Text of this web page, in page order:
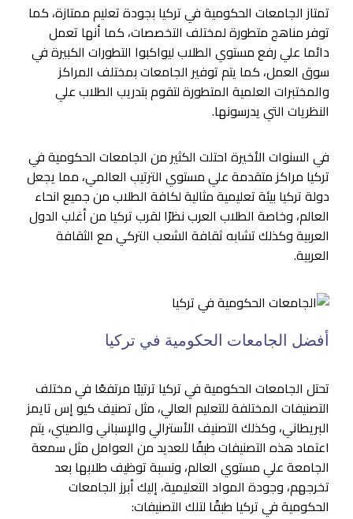
تمتاز الجامعات الحكومية في تركيا بجودة تعليم ممتازة، كما
توفر مناهج متطورة لمختلف التخصصات، كما أنها تعمل
دائما علي رفع مستوي الطلاب ليواكبوا التطورات الكبيرة في
سوق العمل، كما يتم توفير الجامعات بمختلف المراكز
والمختبرات العلمية المتطورة لتقوم بتدريب الطلاب علي
النظريات التي يدرسونها.
في السنوات الأخيرة احتلت الكثير من الجامعات الحكومية في
تركيا مراكز متقدمة علي مستوي الترتيب العالمي، مما يجعل
دولة تركيا بيئة تعليمية مثالية لكافة الطلاب من جميع انحاء
العالم، وخاصة الطلاب العرب نظرًا لقرب تركيا من أغلب الدول
العربية وكذلك تشابه ثقافة الشعب التركي مع الثقافة
العربية.
أفضل الجامعات الحكومية في تركيا
تحتل الجامعات الحكومية في تركيا ترتيبًا مرتفعًا في مختلف
التصنيفات المختلفة للتعليم العالي، مثل تصنيف كيو إس تايمز
البريطاني، وكذلك التصنيف الأسترالي والإسباني والصيني، يتم
اعتماد هذه التصنيفات طبقًا للعديد من العوامل مثل سمعة
الجامعة علي مستوي العالم، ونسبة توظيف طلابها بعد
تخرجهم، وجودة المواد التعليمية، إليك أبرز الجامعات
الحكومية في تركيا طبقًا لتلك التصنيفات: